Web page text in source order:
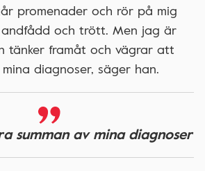
promenader och rör på mig
och trött. Men jag är
tänker framåt och vägrar att
diagnoser, säger han.
summan av mina diagnoser